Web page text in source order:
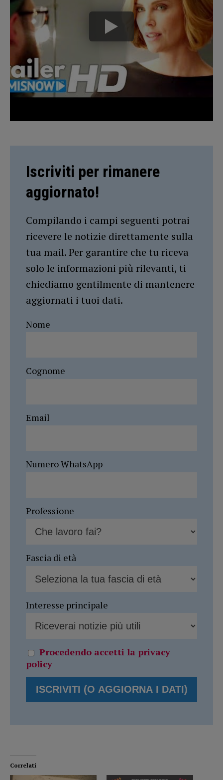
Iscriviti per rimanere
aggiornato!
Compilando i campi seguenti potrai
ricevere le notizie direttamente sulla
tua mail. Per garantire che tu riceva
solo le informazioni più rilevanti, ti
chiediamo gentilmente di mantenere
aggiornati i tuoi dati.
Nome
Cognome
Email
Numero WhatsApp
Professione
Fascia di età
Interesse principale
Procedendo accetti la privacy
policy
Correlati